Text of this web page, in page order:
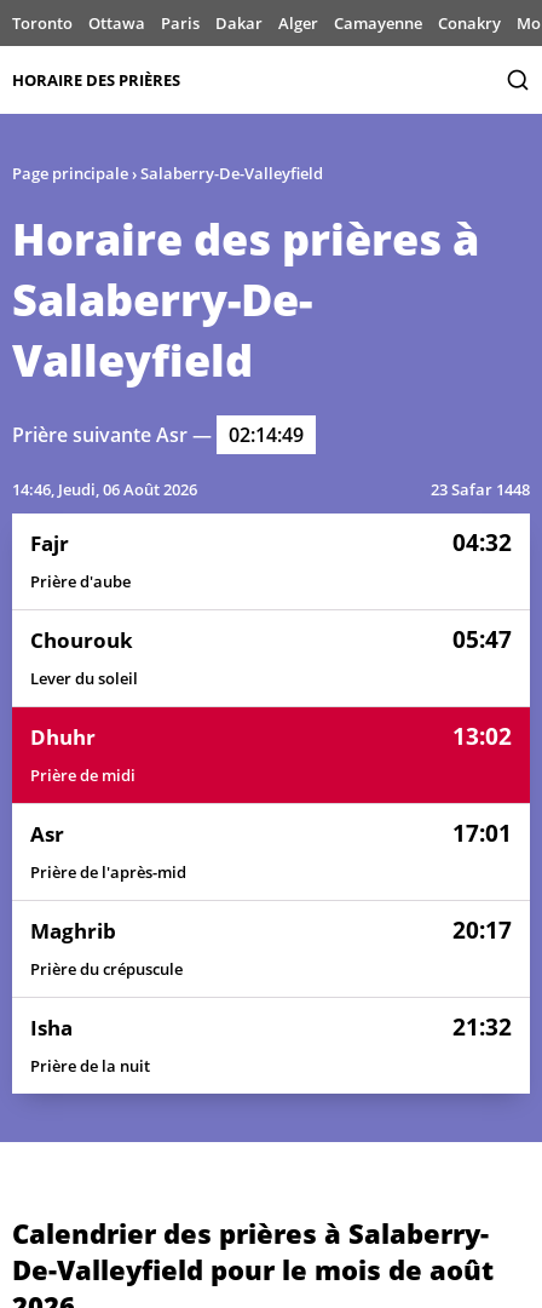
Toronto Ottawa Paris Dakar Alger Camayenne Conakry
HORAIRE DES PRIÈRES
Page principale›Salaberry-De-Valleyfield
Horaire des prières à
Salaberry-De-
Valleyfield
Prière suivante Asr — 02:14:49
14:46, Jeudi, 06 Août 2026 23 Safar 1448
Fajr 04:32
Prière d'aube
Chourouk 05:47
Lever du soleil
Dhuhr 13:02
Prière de midi
Asr 17:01
Prière de l'après-mid
Maghrib 20:17
Prière du crépuscule
Isha 21:32
Prière de la nuit
Calendrier des prières à Salaberry-
De-Valleyfield pour le mois de août